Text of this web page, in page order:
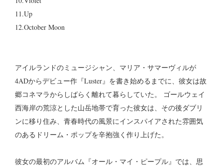
11.Up
12.October Moon
アイルランドのミュージシャン、マリア・サマーヴィルが
4ADからデビュー作『Luster』を書き始めるまでに、彼女は故
郷コネマラからしばらく離れて暮らしていた。 ゴールウェイ
西海岸の荒涼とした山岳地帯で育った彼女は、その後ダブリ
ンに移り住み、青春時代の風景にインスパイアされた雰囲気
のあるドリーム・ポップを辛抱強く作り上げた。
彼女の最初のアルバム『オール・マイ・ピープル』では、思